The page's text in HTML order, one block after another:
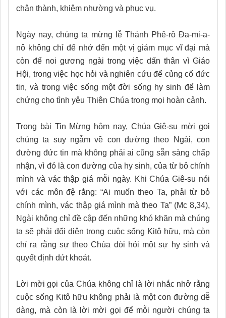
chân thành, khiêm nhường và phục vụ.
Ngày nay, chúng ta mừng lễ Thánh Phê-rô Đa-mi-a-
nô không chỉ để nhớ đến một vị giám mục vĩ đại mà
còn để noi gương ngài trong việc dấn thân vì Giáo
Hội, trong việc học hỏi và nghiên cứu để củng cố đức
tin, và trong việc sống một đời sống hy sinh để làm
chứng cho tình yêu Thiên Chúa trong mọi hoàn cảnh.
Trong bài Tin Mừng hôm nay, Chúa Giê-su mời gọi
chúng ta suy ngẫm về con đường theo Ngài, con
đường đức tin mà không phải ai cũng sẵn sàng chấp
nhận, vì đó là con đường của hy sinh, của từ bỏ chính
mình và vác thập giá mỗi ngày. Khi Chúa Giê-su nói
với các môn đệ rằng: “Ai muốn theo Ta, phải từ bỏ
chính mình, vác thập giá mình mà theo Ta” (Mc 8,34),
Ngài không chỉ đề cập đến những khó khăn mà chúng
ta sẽ phải đối diện trong cuộc sống Kitô hữu, mà còn
chỉ ra rằng sự theo Chúa đòi hỏi một sự hy sinh và
quyết định dứt khoát.
Lời mời gọi của Chúa không chỉ là lời nhắc nhở rằng
cuộc sống Kitô hữu không phải là một con đường dễ
dàng, mà còn là lời mời gọi để mỗi người chúng ta